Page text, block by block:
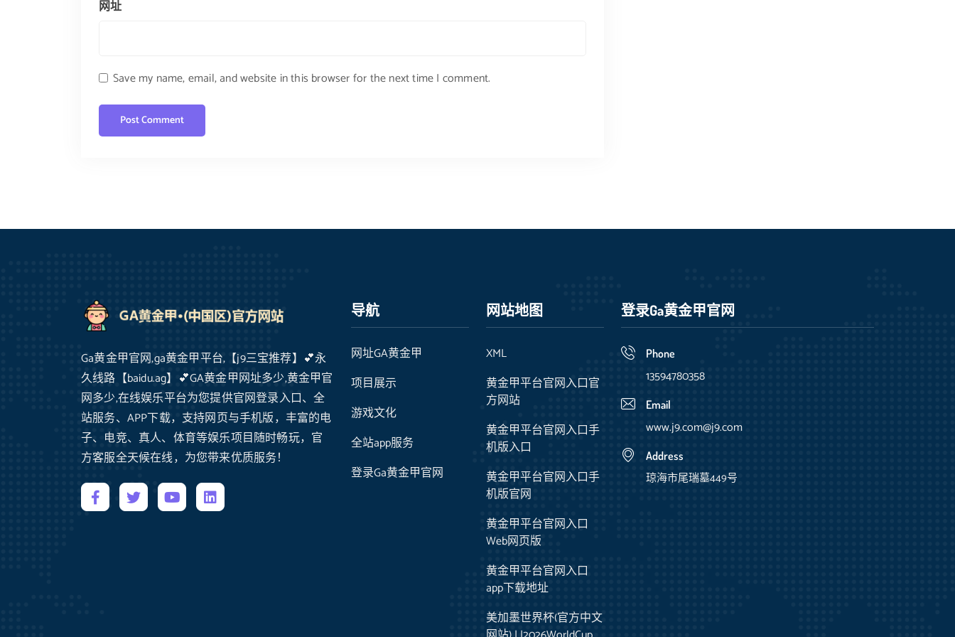
网址
Save my name, email, and website in this browser for the next time I comment.
Ga黄金甲官网,ga黄金甲平台,【j9三宝推荐】💕永
久线路【baidu.ag】💕GA黄金甲网址多少,黄金甲官
网多少,在线娱乐平台为您提供官网登录入口、全
站服务、APP下载，支持网页与手机版，丰富的电
子、电竞、真人、体育等娱乐项目随时畅玩，官
方客服全天候在线，为您带来优质服务！
导航
网址GA黄金甲
项目展示
游戏文化
全站app服务
登录Ga黄金甲官网
网站地图
XML
黄金甲平台官网入口官
方网站
黄金甲平台官网入口手
机版入口
黄金甲平台官网入口手
机版官网
黄金甲平台官网入口
Web网页版
黄金甲平台官网入口
app下载地址
美加墨世界杯(官方中文
登录Ga黄金甲官网
Phone
13594780358
Email
www.j9.com@j9.com
Address
琼海市尾瑞墓449号